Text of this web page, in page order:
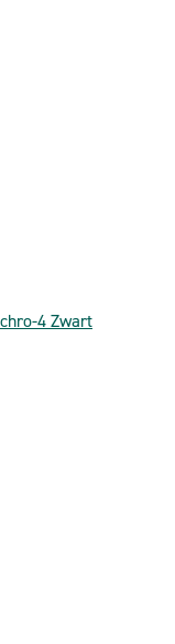
4 Zwart